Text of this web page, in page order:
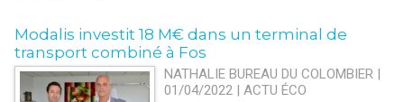
Modalis investit 18 M€ dans un terminal de
transport combiné à Fos
NATHALIE BUREAU DU COLOMBIER |
01/04/2022 |ACTU ÉCO